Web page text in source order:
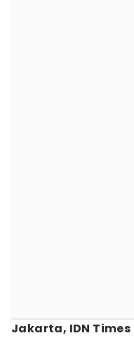
Jakarta, IDN Times